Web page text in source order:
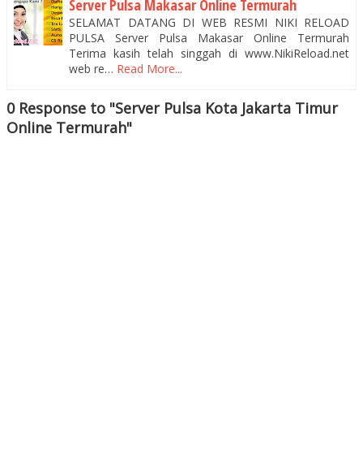
Server Pulsa Makasar Online Termurah
SELAMAT DATANG DI WEB RESMI NIKI RELOAD
PULSA Server Pulsa Makasar Online Termurah
Terima kasih telah singgah di www.NikiReload.net
web re… Read More...
0 Response to "Server Pulsa Kota Jakarta Timur
Online Termurah"